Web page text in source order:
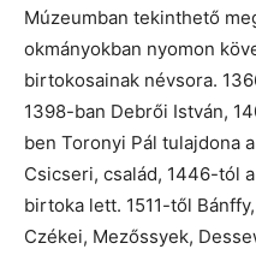
Múzeumban tekinthető
okmányokban nyomon
birtokosainak névsora.
1398-ban Debrői István,
ben Toronyi Pál tulajdona
Csicseri, család, 1446-tól
birtoka lett. 1511-től
Czékei, Mezőssyek,